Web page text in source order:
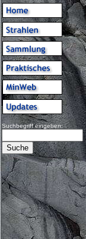
Suchbegriff eingeben: